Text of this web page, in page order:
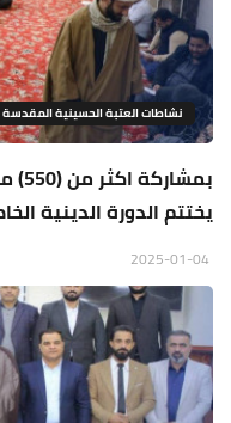
نشاطات العتبة الحسينية المقدسة
يختتم الدورة الدينية